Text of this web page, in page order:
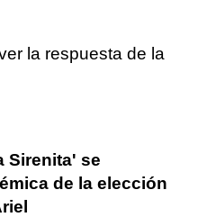
la respuesta de la
Sirenita' se
de la elección